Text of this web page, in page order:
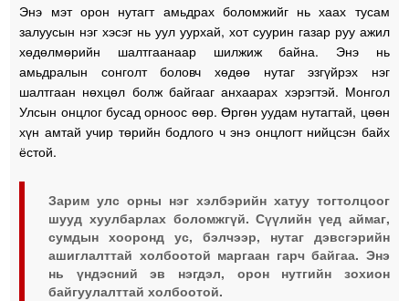
Энэ мэт орон нутагт амьдрах боломжийг нь хаах тусам
залуусын нэг хэсэг нь уул уурхай, хот суурин газар руу ажил
хөдөлмөрийн шалтгаанаар шилжиж байна. Энэ нь
амьдралын сонголт боловч хөдөө нутаг эзгүйрэх нэг
шалтгаан нөхцөл болж байгааг анхаарах хэрэгтэй. Монгол
Улсын онцлог бусад орноос өөр. Өргөн уудам нутагтай, цөөн
хүн амтай учир төрийн бодлого ч энэ онцлогт нийцсэн байх
ёстой.
Зарим улс орны нэг хэлбэрийн хатуу тогтолцоог
шууд хуулбарлах бо­ломжгүй. Сүүлийн үед аймаг,
сумдын хооронд ус, бэлчээр, нутаг дэвсгэрийн
ашиглалттай холбоотой маргаан гарч байгаа. Энэ
нь үндэсний эв нэгдэл, орон нутгийн зохион
байгуулалттай холбоотой.